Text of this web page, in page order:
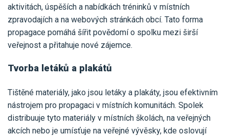
aktivitách, úspěších a nabídkách tréninků v místních
zpravodajích a na webových stránkách obcí. Tato forma
propagace pomáhá šířit povědomí o spolku mezi širší
veřejnost a přitahuje nové zájemce.
Tvorba letáků a plakátů
Tištěné materiály, jako jsou letáky a plakáty, jsou efektivním
nástrojem pro propagaci v místních komunitách. Spolek
distribuuje tyto materiály v místních školách, na veřejných
akcích nebo je umísťuje na veřejné vývěsky, kde oslovují